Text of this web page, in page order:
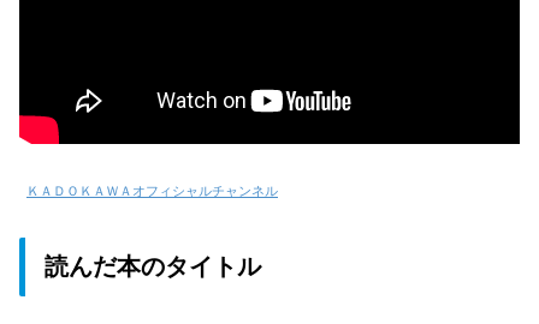
ＫＡＤＯＫＡＷＡオフィシャルチャンネル
読んだ本のタイトル